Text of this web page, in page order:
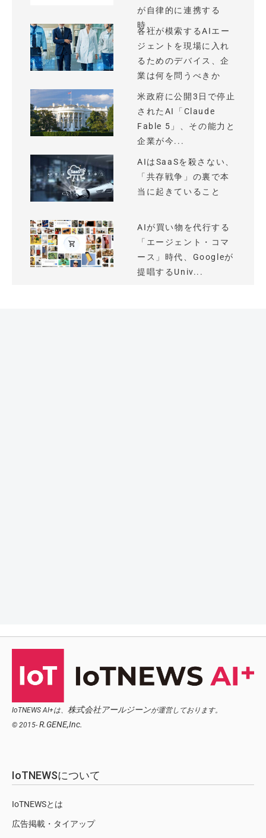
が自律的に連携する
時...
各社が模索するAIエー
ジェントを現場に入れ
るためのデバイス、企
業は何を問うべきか
米政府に公開3日で停止
されたAI「Claude
Fable 5」、その能力と
企業が今...
AIはSaaSを殺さない、
「共存戦争」の裏で本
当に起きていること
AIが買い物を代行する
「エージェント・コマ
ース」時代、Googleが
提唱するUniv...
IoTNEWS AI+は、 株式会社アールジーンが運営しております。
© 2015- R.GENE,Inc.
IoTNEWSについて
IoTNEWSとは
広告掲載・タイアップ